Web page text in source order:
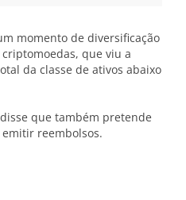
momento de diversificação
que viu a
da classe de ativos abaixo
que também pretende
reembolsos.